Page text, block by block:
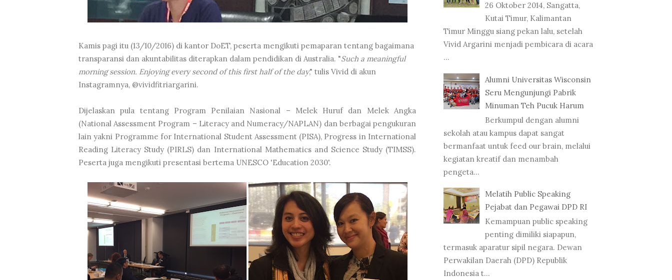
Kamis pagi itu (13/10/2016) di kantor DoET, peserta mengikuti pemaparan tentang bagaimana
transparansi dan akuntabilitas diterapkan dalam pendidikan di Australia. "Such a meaningful
morning session. Enjoying every second of this first half of the day," tulis Vivid di akun
Instagramnya, @vividfitriargarini.
Dijelaskan pula tentang Program Penilaian Nasional – Melek Huruf dan Melek Angka
(National Assessment Program – Literacy and Numeracy/NAPLAN) dan berbagai pengukuran
lain yakni Programme for International Student Assessment (PISA), Progress in International
Reading Literacy Study (PIRLS) dan International Mathematics and Science Study (TIMSS).
Peserta juga mengikuti presentasi bertema UNESCO 'Education 2030'.
26 Oktober 2014, Sangatta,
Kutai Timur, Kalimantan
Timur Minggu siang pekan lalu, setelah
Vivid Argarini menjadi pembicara di acara
...
Alumni Universitas Wisconsin
Seru Mengunjungi Pabrik
Minuman Teh Pucuk Harum
Berkumpul dengan alumni
sekolah atau kampus dapat sangat
bermanfaat untuk feed our brain, melalui
kegiatan kreatif dan menambah
pengeta...
Melatih Public Speaking
Pejabat dan Pegawai DPD RI
Kemampuan public speaking
penting dimiliki siapapun,
termasuk aparatur sipil negara. Dewan
Perwakilan Daerah (DPD) Republik
Indonesia t...